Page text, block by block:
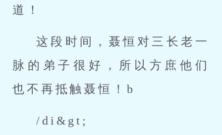
道！
这段时间，聂恒对三长老一
脉的弟子很好，所以方庶他们
也不再抵触聂恒！b
/di&gt;